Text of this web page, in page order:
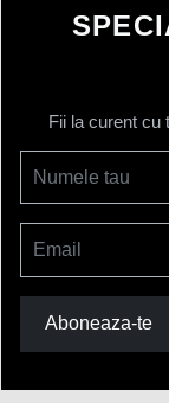
Fii la curent cu
Numele tau
Email
Aboneaza-te